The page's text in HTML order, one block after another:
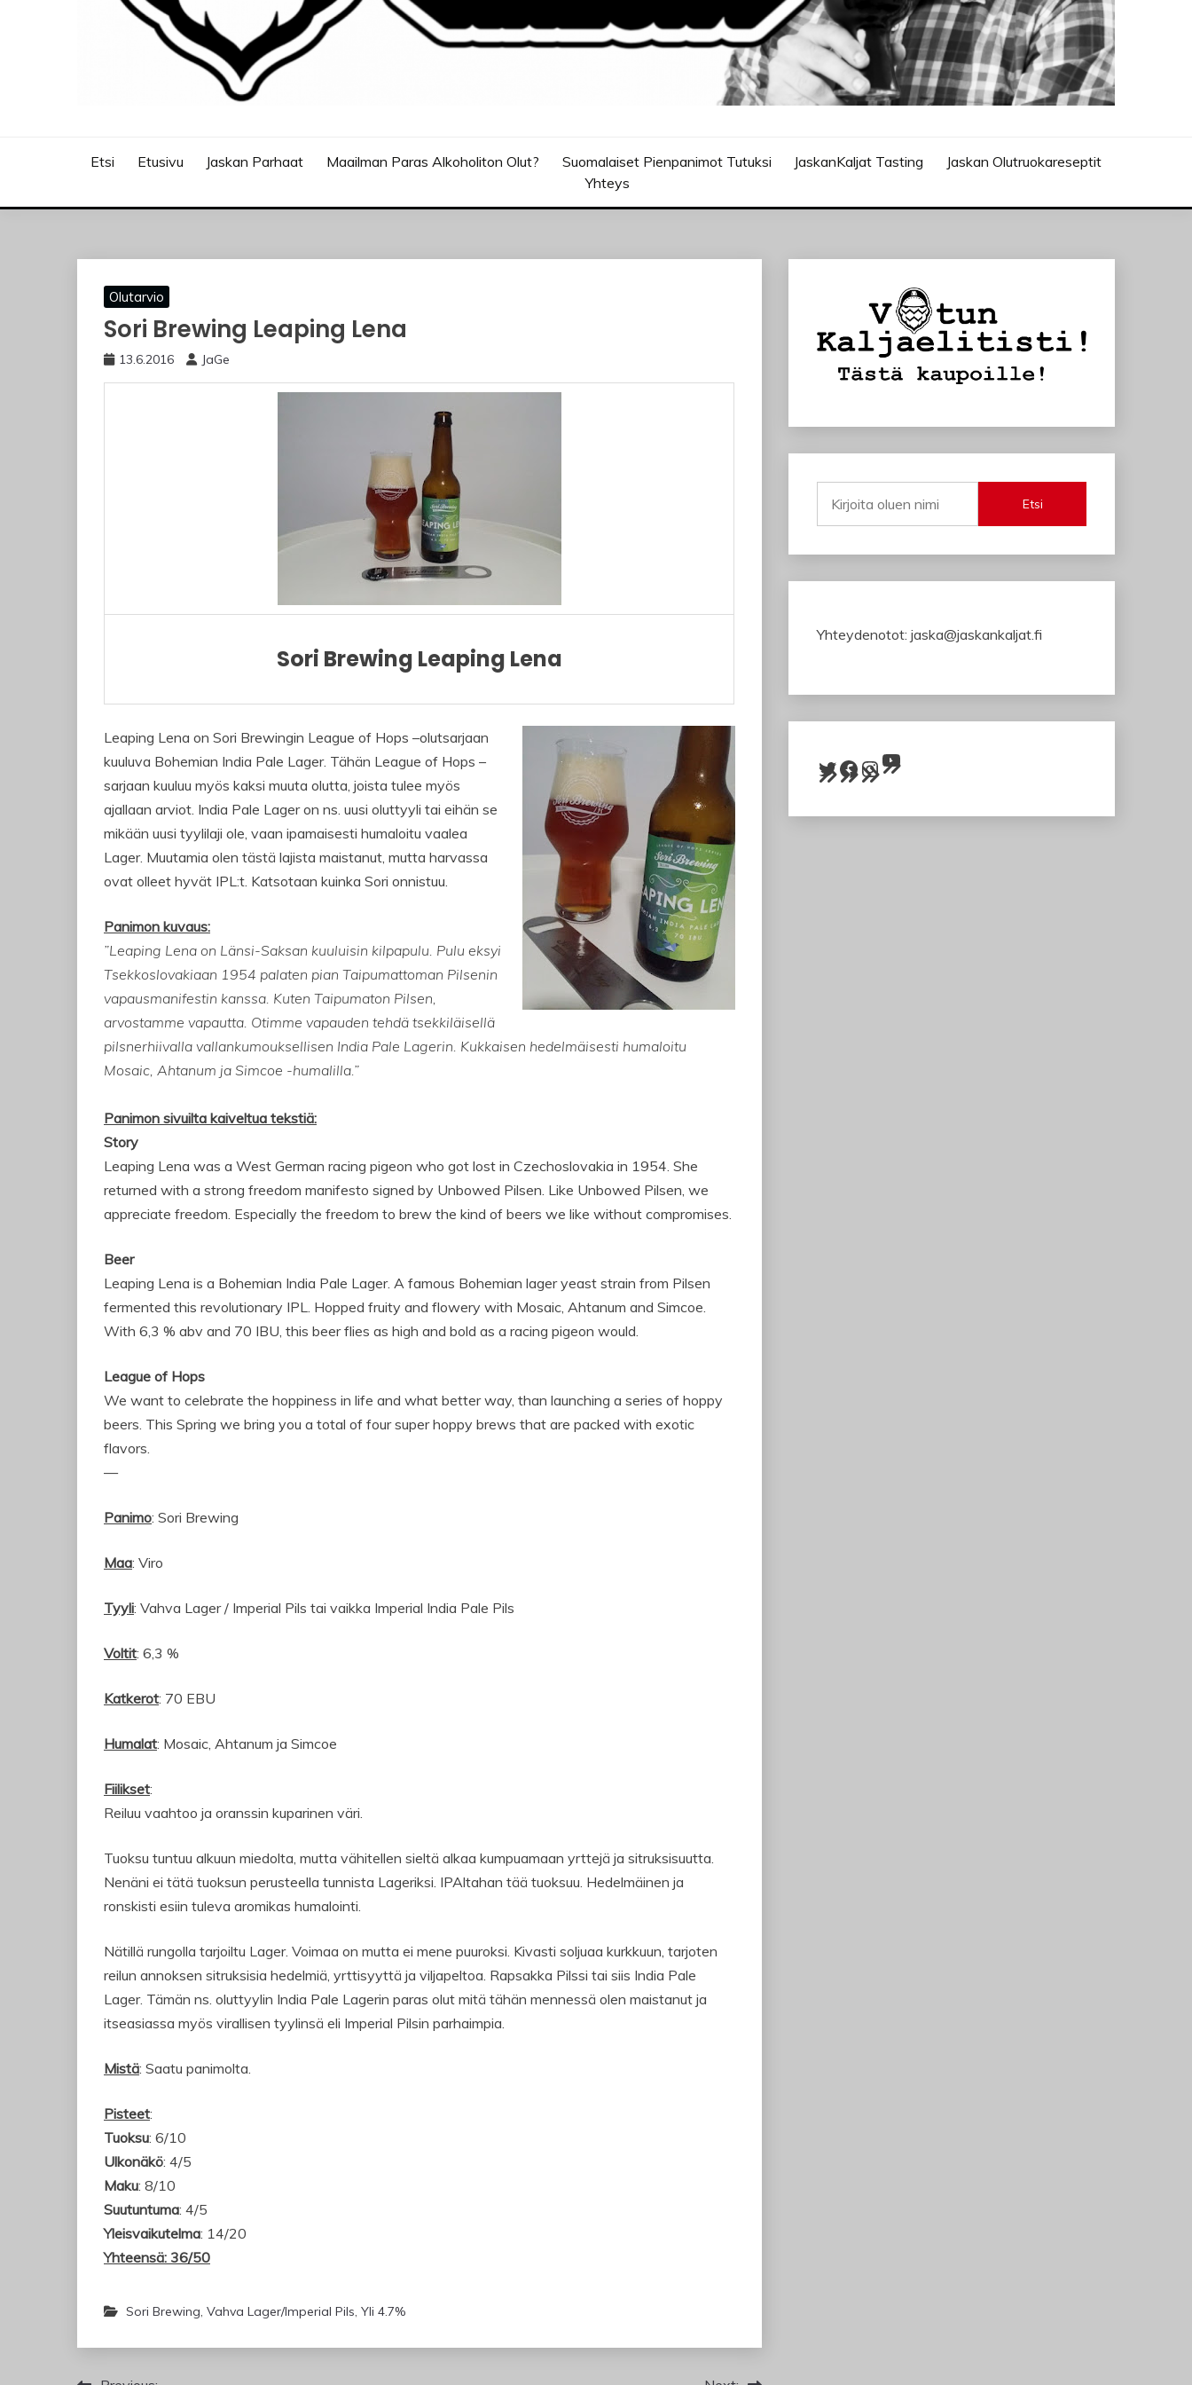
Etsi Etusivu Jaskan Parhaat Maailman Paras Alkoholiton Olut? Suomalaiset Pienpanimot Tutuksi JaskanKaljat Tasting
Jaskan Olutruokareseptit
Yhteys
Olutarvio
Sori Brewing Leaping Lena
13.6.2016 JaGe
Sori Brewing Leaping Lena
Leaping Lena on Sori Brewingin League of Hops –olutsarjaan
kuuluva Bohemian India Pale Lager. Tähän League of Hops –
sarjaan kuuluu myös kaksi muuta olutta, joista tulee myös
ajallaan arviot. India Pale Lager on ns. uusi oluttyyli tai eihän se
mikään uusi tyylilaji ole, vaan ipamaisesti humaloitu vaalea
Lager. Muutamia olen tästä lajista maistanut, mutta harvassa
ovat olleet hyvät IPL:t. Katsotaan kuinka Sori onnistuu.
Panimon kuvaus:
”Leaping Lena on Länsi-Saksan kuuluisin kilpapulu. Pulu eksyi
Tsekkoslovakiaan 1954 palaten pian Taipumattoman Pilsenin
vapausmanifestin kanssa. Kuten Taipumaton Pilsen,
arvostamme vapautta. Otimme vapauden tehdä tsekkiläisellä
pilsnerhiivalla vallankumouksellisen India Pale Lagerin. Kukkaisen hedelmäisesti humaloitu
Mosaic, Ahtanum ja Simcoe -humalilla.”
Panimon sivuilta kaiveltua tekstiä:
Story
Leaping Lena was a West German racing pigeon who got lost in Czechoslovakia in 1954. She
returned with a strong freedom manifesto signed by Unbowed Pilsen. Like Unbowed Pilsen, we
appreciate freedom. Especially the freedom to brew the kind of beers we like without compromises.
Beer
Leaping Lena is a Bohemian India Pale Lager. A famous Bohemian lager yeast strain from Pilsen
fermented this revolutionary IPL. Hopped fruity and flowery with Mosaic, Ahtanum and Simcoe.
With 6,3 % abv and 70 IBU, this beer flies as high and bold as a racing pigeon would.
League of Hops
We want to celebrate the hoppiness in life and what better way, than launching a series of hoppy
beers. This Spring we bring you a total of four super hoppy brews that are packed with exotic
flavors.
—
Panimo: Sori Brewing
Maa: Viro
Tyyli: Vahva Lager / Imperial Pils tai vaikka Imperial India Pale Pils
Voltit: 6,3 %
Katkerot: 70 EBU
Humalat: Mosaic, Ahtanum ja Simcoe
Fiilikset:
Reiluu vaahtoo ja oranssin kuparinen väri.
Tuoksu tuntuu alkuun miedolta, mutta vähitellen sieltä alkaa kumpuamaan yrttejä ja sitruksisuutta.
Nenäni ei tätä tuoksun perusteella tunnista Lageriksi. IPAltahan tää tuoksuu. Hedelmäinen ja
ronskisti esiin tuleva aromikas humalointi.
Nätillä rungolla tarjoiltu Lager. Voimaa on mutta ei mene puuroksi. Kivasti soljuaa kurkkuun, tarjoten
reilun annoksen sitruksisia hedelmiä, yrttisyyttä ja viljapeltoa. Rapsakka Pilssi tai siis India Pale
Lager. Tämän ns. oluttyylin India Pale Lagerin paras olut mitä tähän mennessä olen maistanut ja
itseasiassa myös virallisen tyylinsä eli Imperial Pilsin parhaimpia.
Mistä: Saatu panimolta.
Pisteet:
Tuoksu: 6/10
Ulkonäkö: 4/5
Maku: 8/10
Suutuntuma: 4/5
Yleisvaikutelma: 14/20
Yhteensä: 36/50
Sori Brewing, Vahva Lager/Imperial Pils, Yli 4.7%
Etsi
Yhteydenotot: jaska@jaskankaljat.fi
Twitter Facebook InstagramYouTube